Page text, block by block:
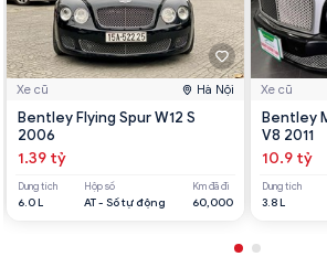
Xe cũ Hà Nội
Bentley Flying Spur W12 S
2006
1.39 tỷ
Dung tích
6.0 L
Hộp số
AT - Số tự động
Km đã đi
60,000
Xe cũ
Bentley Mulsanne Speed 675
V8 2011
10.9 tỷ
Dung tích
3.8 L